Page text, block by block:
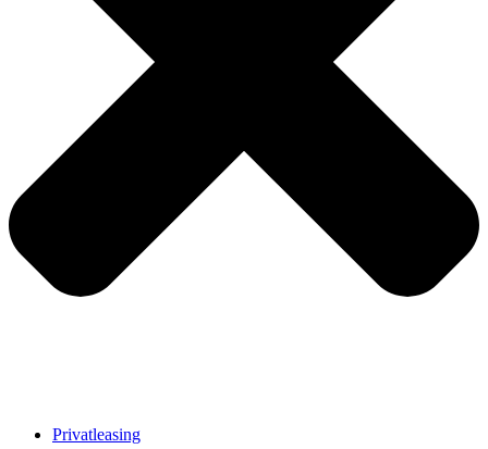
Privatleasing